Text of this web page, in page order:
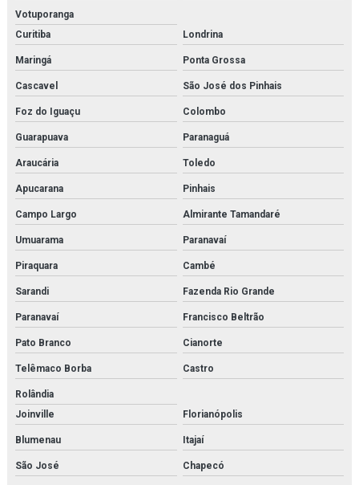
Instalação de caldeira em rio de janeiro
Instalação de chiller
Instalação de chillers em rio de janeiro
Instalação de compressor de ar
Instalação de compressores em rio de janeiro
Instalação de fan coil
Instalação de fancoil em rio de janeiro
Instalação de reatores de fabricação
Instalação de reatores de fabricação em rio de janeiro
Instalação de trocador de calor
Instalação de trocadores de calor em rio de janeiro
Isolamento térmico tubulação
Isolamento térmico para tubulação de água gelada
Isolamento térmico tubulação água quente
Isolamento térmico em tubulações e equipamentos
Votuporanga
Curitiba
Londrina
Maringá Ponta Grossa
Cascavel São José dos Pinhais
Foz do Iguaçu Colombo
Guarapuava Paranaguá
Araucária Toledo
Apucarana Pinhais
Campo Largo Almirante Tamandaré
Umuarama Paranavaí
Piraquara Cambé
Sarandi Fazenda Rio Grande
Paranavaí Francisco Beltrão
Pato Branco Cianorte
Telêmaco Borba Castro
Rolândia
Joinville
Florianópolis
Blumenau Itajaí
São José Chapecó